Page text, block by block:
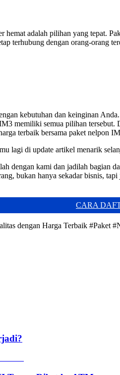
adalah pilihan yang tepat.
terhubung dengan orang-orang
kebutuhan dan keinginan
memiliki semua pilihan
terbaik bersama paket nelpon
lagi di update artikel menarik
dengan kami dan jadilah bagian
bukan hanya sekadar bisnis,
CARA
dengan Harga Terbaik #Paket